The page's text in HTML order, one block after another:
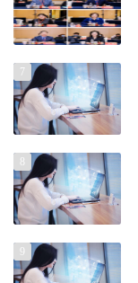
7
8
9